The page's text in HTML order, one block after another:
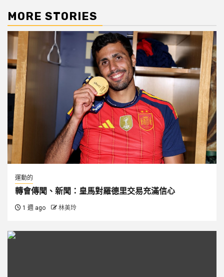
MORE STORIES
運動的
轉會傳聞、新聞：皇馬對羅德里交易充滿信心
1 週 ago 林美玲